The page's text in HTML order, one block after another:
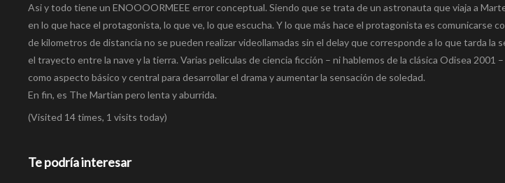
Asi y todo tiene un ENOOOORMEEE error conceptual. Siendo que se trata de un astronauta que viaja a
en lo que hace el protagonista, lo que ve, lo que escucha. Y lo que más hace el protagonista es comunicarse
de kilometros de distancia no se pueden realizar videollamadas sin el delay que corresponde a lo que tarda la
el trayecto entre la nave y la tierra. Varias peliculas de ciencia ficción – ni hablemos de la clásica Odisea 2001
como aspecto básico y central para desarrollar el drama y aumentar la sensación de soledad.
En fin, es The Martian pero lenta y aburrida.
(Visited 14 times, 1 visits today)
Te podría interesar